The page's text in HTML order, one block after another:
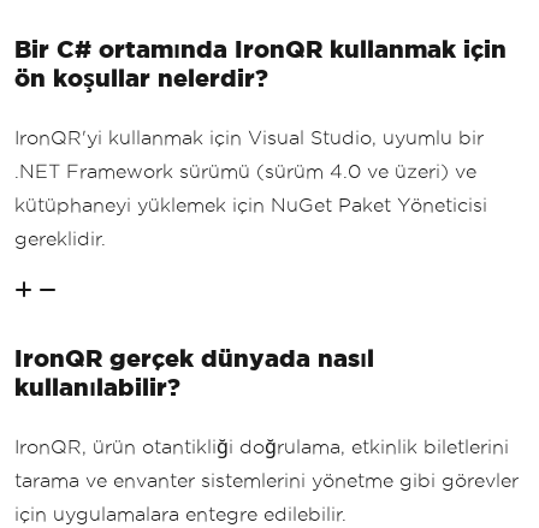
Bir C# ortamında IronQR kullanmak için
ön koşullar nelerdir?
IronQR'yi kullanmak için Visual Studio, uyumlu bir
.NET Framework sürümü (sürüm 4.0 ve üzeri) ve
kütüphaneyi yüklemek için NuGet Paket Yöneticisi
gereklidir.
IronQR gerçek dünyada nasıl
kullanılabilir?
IronQR, ürün otantikliği doğrulama, etkinlik biletlerini
tarama ve envanter sistemlerini yönetme gibi görevler
için uygulamalara entegre edilebilir.